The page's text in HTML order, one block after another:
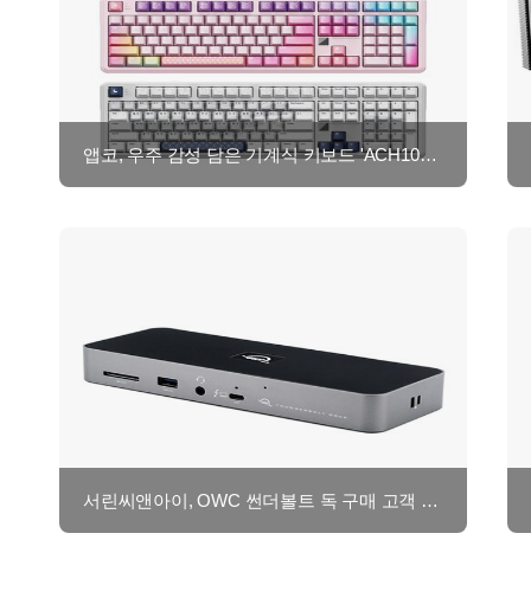
앱코, 우주 감성 담은 기계식 키보드 'ACH108' 출시…네이버 브랜드데이 기획전 진행
서린씨앤아이, OWC 썬더볼트 독 구매 고객 대상 클링온 포트 고정 홀더 증정 이벤트 앵콜 연장 진행